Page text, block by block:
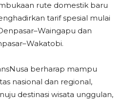
rute domestik baru
tarif spesial mulai
dan
berharap mampu
nasional dan regional,
destinasi wisata unggulan,